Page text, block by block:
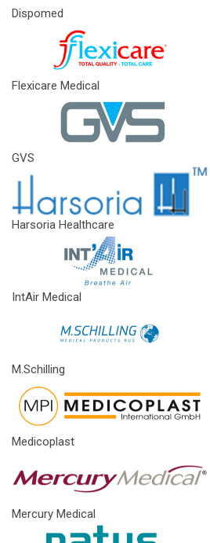
Dispomed
Flexicare Medical
GVS
Harsoria Healthcare
IntAir Medical
M.Schilling
Medicoplast
Mercury Medical